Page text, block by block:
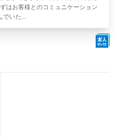
はお客様とのコミュニケーション
いた...